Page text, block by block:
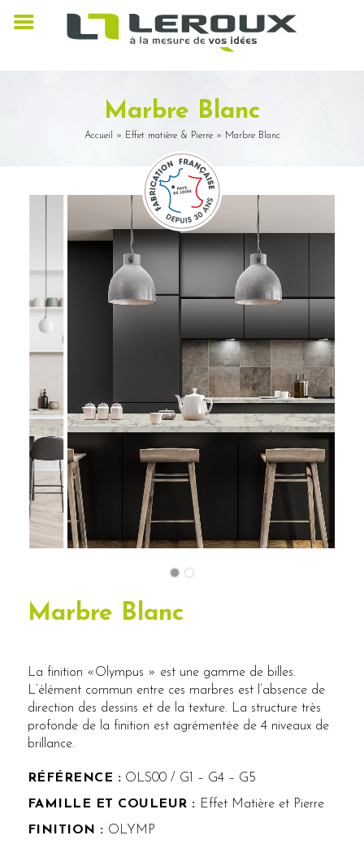
Marbre Blanc
Accueil » Effet matière & Pierre» Marbre Blanc
Marbre Blanc
La finition «Olympus » est une gamme de billes.
L’élément commun entre ces marbres est l’absence de
direction des dessins et de la texture. La structure très
profonde de la finition est agrémentée de 4 niveaux de
brillance.
RÉFÉRENCE : OLS00 / G1 – G4 – G5
FAMILLE ET COULEUR : Effet Matière et Pierre
FINITION : OLYMP